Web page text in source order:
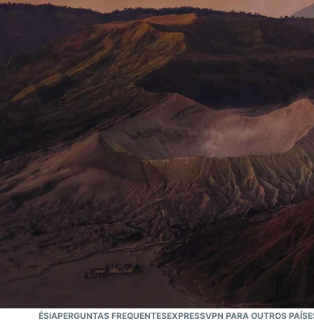
A VPN mais confiável
A Melhor VPN da
Indonésia
A INDONÉSIAPERGUNTAS FREQUENTESEXPRESSVPN PARA OUTROS